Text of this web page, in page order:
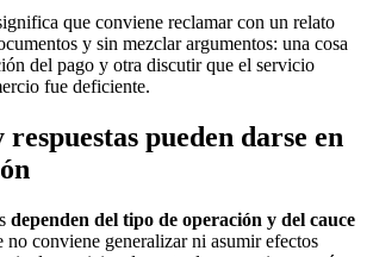
que conviene reclamar con un relato
y sin mezclar argumentos: una cosa
del pago y otra discutir que el servicio
fue deficiente.
respuestas pueden darse en
dependen del tipo de operación y del cauce
no conviene generalizar ni asumir efectos